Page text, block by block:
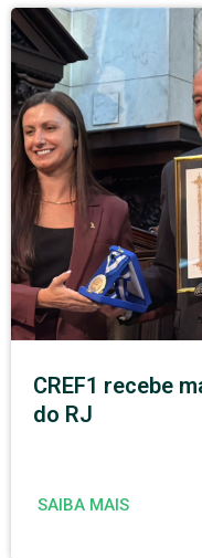
CREF1 recebe
do RJ
SAIBA MAIS